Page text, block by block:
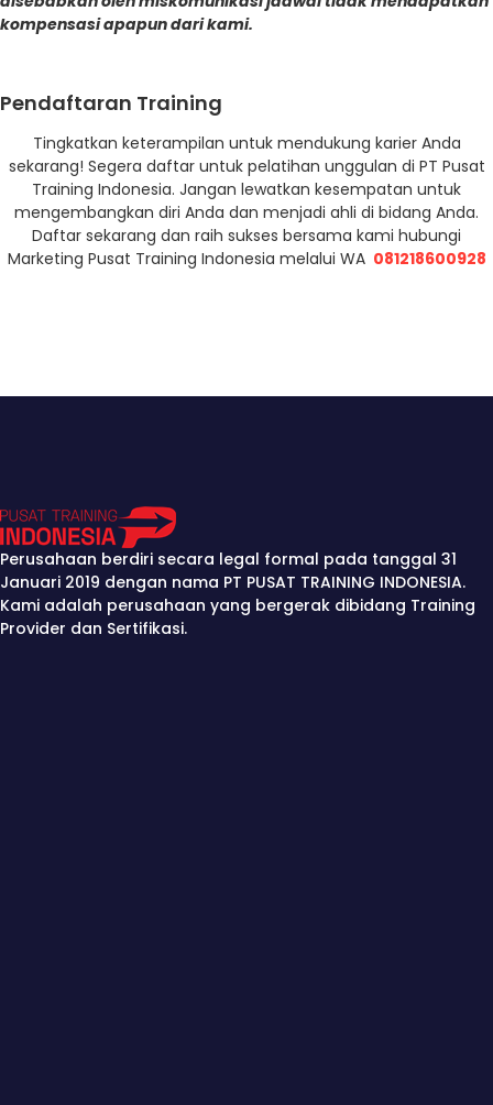
kompensasi apapun dari kami.
Pendaftaran Training
Tingkatkan keterampilan untuk mendukung karier Anda
sekarang! Segera daftar untuk pelatihan unggulan di PT Pusat
Training Indonesia. Jangan lewatkan kesempatan untuk
mengembangkan diri Anda dan menjadi ahli di bidang Anda.
Daftar sekarang dan raih sukses bersama kami hubungi
Marketing Pusat Training Indonesia melalui WA 081218600928
Perusahaan berdiri secara legal formal pada tanggal 31
Januari 2019 dengan nama PT PUSAT TRAINING INDONESIA.
Kami adalah perusahaan yang bergerak dibidang Training
Provider dan Sertifikasi.